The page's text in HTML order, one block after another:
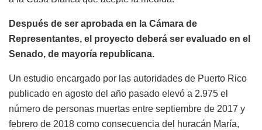
Después de ser aprobada en la Cámara de
Representantes, el proyecto deberá ser evaluado en el
Senado, de mayoría republicana.
Un estudio encargado por las autoridades de Puerto Rico
publicado en agosto del año pasado elevó a 2.975 el
número de personas muertas entre septiembre de 2017 y
febrero de 2018 como consecuencia del huracán María,